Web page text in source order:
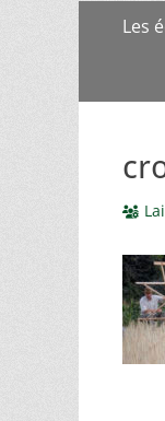
Les